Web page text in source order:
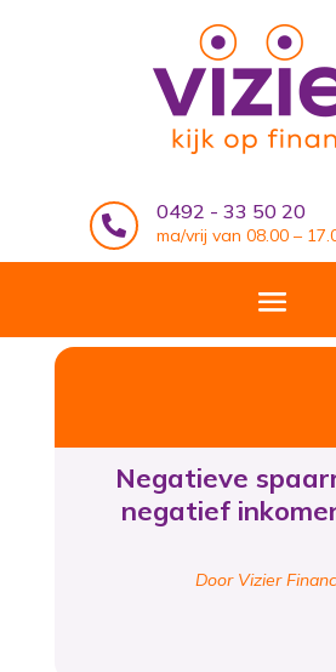

0492 - 33 50 20
ma/vrij van 08.00 –
Negatieve
negatief
Door Vizier